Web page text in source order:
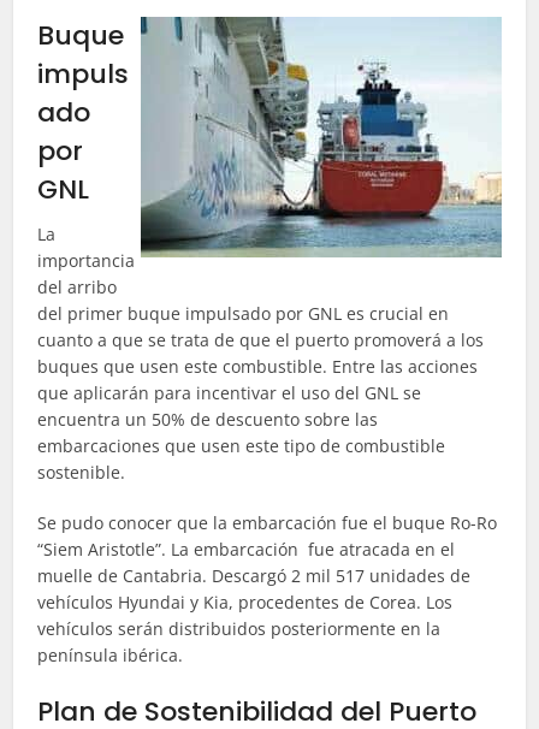
Buque
impuls
ado
por
GNL
La
importancia
del arribo
del primer buque impulsado por GNL es crucial en
cuanto a que se trata de que el puerto promoverá a los
buques que usen este combustible. Entre las acciones
que aplicarán para incentivar el uso del GNL se
encuentra un 50% de descuento sobre las
embarcaciones que usen este tipo de combustible
sostenible.
Se pudo conocer que la embarcación fue el buque Ro-Ro
“Siem Aristotle”. La embarcación fue atracada en el
muelle de Cantabria. Descargó 2 mil 517 unidades de
vehículos Hyundai y Kia, procedentes de Corea. Los
vehículos serán distribuidos posteriormente en la
península ibérica.
Plan de Sostenibilidad del Puerto